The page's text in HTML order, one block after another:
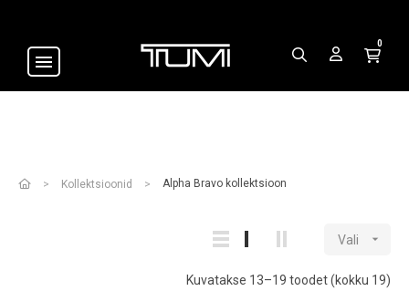
0
Kollektsioonid Alpha Bravo kollektsioon
Vali 
Kuvatakse 13–19 toodet (kokku 19)